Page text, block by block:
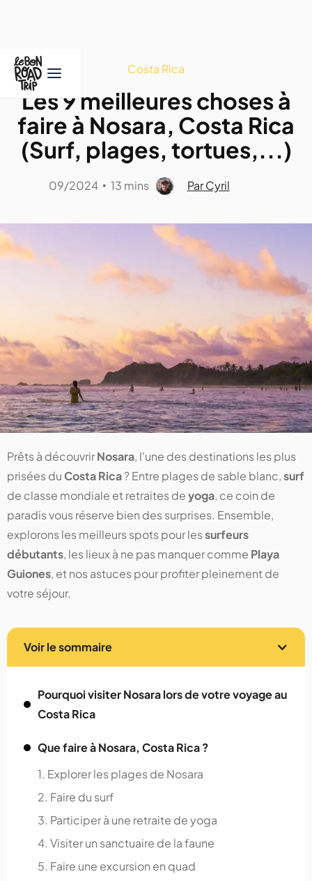
Costa Rica
Les 9 meilleures choses à
faire à Nosara, Costa Rica
(Surf, plages, tortues,...)
09/2024 • 13 mins Par Cyril
Prêts à découvrirNosara, l'une des destinations les plus
prisées du Costa Rica? Entre plages de sable blanc,surf
de classe mondiale et retraites deyoga, ce coin de
paradis vous réserve bien des surprises. Ensemble,
explorons les meilleurs spots pour lessurfeurs
débutants, les lieux à ne pas manquer comme Playa
Guiones, et nos astuces pour profiter pleinement de
votre séjour.
Voir le sommaire
Pourquoi visiter Nosara lors de votre voyage au
Costa Rica
Que faire à Nosara, Costa Rica ?
1. Explorer les plages de Nosara
2. Faire du surf
3. Participer à une retraite de yoga
4. Visiter un sanctuaire de la faune
5. Faire une excursion en quad